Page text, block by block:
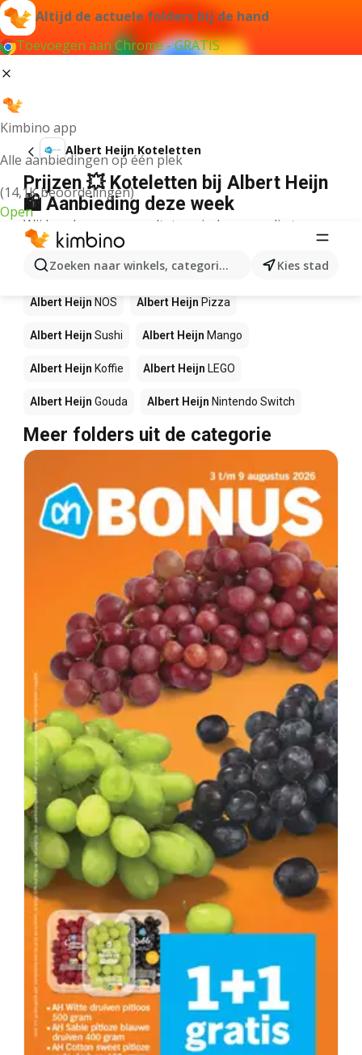
Altijd de actuele folders bij de hand
Toevoegen aan Chrome - GRATIS
Kimbino app
Alle aanbiedingen op één plek
(14,1K beoordelingen)
Open
Zoeken naar winkels, categorieën, producten...
Kies stad
Albert Heijn Koteletten
Prijzen 💥 Koteletten bij Albert Heijn
🛍️ Aanbieding deze week
Wij konden geen resultaten vinden voor die term.
Andere producten in winkels Albert
Heijn
Albert Heijn NOS Albert Heijn Pizza
Albert Heijn Sushi Albert Heijn Mango
Albert Heijn Koffie Albert Heijn LEGO
Albert Heijn Gouda Albert Heijn Nintendo Switch
Meer folders uit de categorie